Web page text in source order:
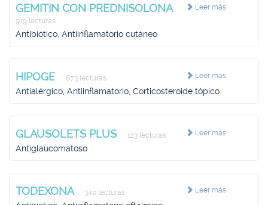
Leer más
GEMITIN CON PREDNISOLONA
919 lecturas
Antibiótico, Antiinflamatorio cutáneo
Leer más
HIPOGE 673 lecturas
Antialérgico, Antiinflamatorio, Corticosteroide tópico
Leer más
GLAUSOLETS PLUS 123 lecturas
Antiglaucomatoso
Leer más
TODEXONA 340 lecturas